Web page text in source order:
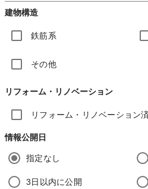
建物構造
鉄筋系
その他
リフォーム・リノベーション
リフォーム・リノベーション
情報公開日
指定なし
3日以内に公開